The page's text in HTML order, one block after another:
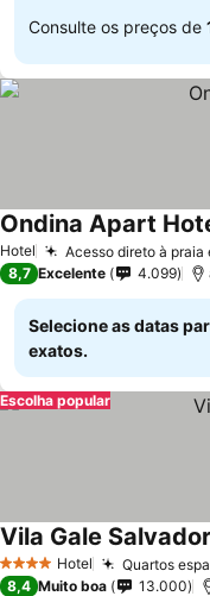
Consulte os preços de
Hotel Acesso direto à
Ondina Apart
8,7 Excelente 4.099
Selecione as datas
exatos.
Escolha popular
4 EstrelasHotel Quartos
Vila Gale Salvador
8,4 Muito boa 13.000